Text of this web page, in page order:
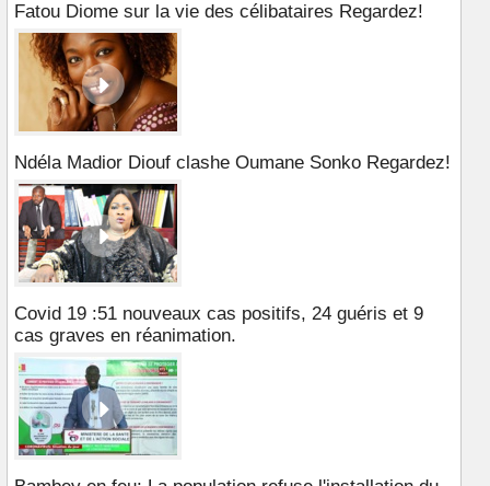
Fatou Diome sur la vie des célibataires Regardez!
Ndéla Madior Diouf clashe Oumane Sonko Regardez!
Covid 19 :51 nouveaux cas positifs, 24 guéris et 9
cas graves en réanimation.